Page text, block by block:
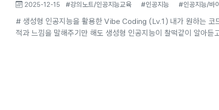
2025-12-15 #강의노트/인공지능교육 #인공지능 #인공지능/바
# 생성형 인공지능을 활용한 Vibe Coding (Lv.1) 내가 원하는 코드의 목
적과 느낌을 말해주기만 해도 생성형 인공지능이 찰떡같이 알아듣